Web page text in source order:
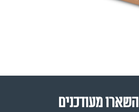
השארו מעודכנים